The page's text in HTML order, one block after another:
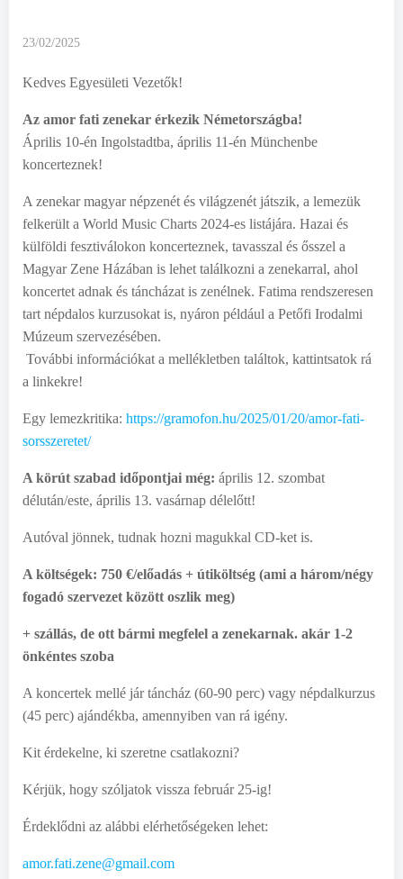
23/02/2025
Kedves Egyesületi Vezetők!
Az amor fati zenekar érkezik Németországba!
Április 10-én Ingolstadtba, április 11-én Münchenbe
koncerteznek!
A zenekar magyar népzenét és világzenét játszik, a lemezük
felkerült a World Music Charts 2024-es listájára. Hazai és
külföldi fesztiválokon koncerteznek, tavasszal és ősszel a
Magyar Zene Házában is lehet találkozni a zenekarral, ahol
koncertet adnak és táncházat is zenélnek. Fatima rendszeresen
tart népdalos kurzusokat is, nyáron például a Petőfi Irodalmi
Múzeum szervezésében.
További információkat a mellékletben találtok, kattintsatok rá
a linkekre!
Egy lemezkritika: https://gramofon.hu/2025/01/20/amor-fati-
sorsszeretet/
A körút szabad időpontjai még: április 12. szombat
délután/este, április 13. vasárnap délelőtt!
Autóval jönnek, tudnak hozni magukkal CD-ket is.
A költségek: 750 €/előadás + útiköltség (ami a három/négy
fogadó szervezet között oszlik meg)
+ szállás, de ott bármi megfelel a zenekarnak. akár 1-2
önkéntes szoba
A koncertek mellé jár táncház (60-90 perc) vagy népdalkurzus
(45 perc) ajándékba, amennyiben van rá igény.
Kit érdekelne, ki szeretne csatlakozni?
Kérjük, hogy szóljatok vissza február 25-ig!
Érdeklődni az alábbi elérhetőségeken lehet:
amor.fati.zene@gmail.com